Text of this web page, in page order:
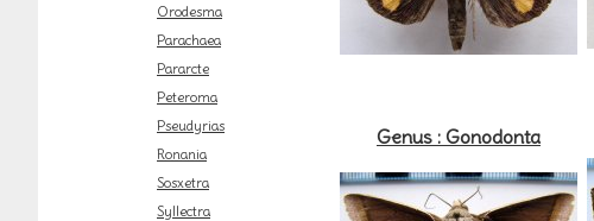
Orodesma
Parachaea
Pararcte
Peteroma
Pseudyrias
Ronania
Sosxetra
Syllectra
Genus : Gonodonta